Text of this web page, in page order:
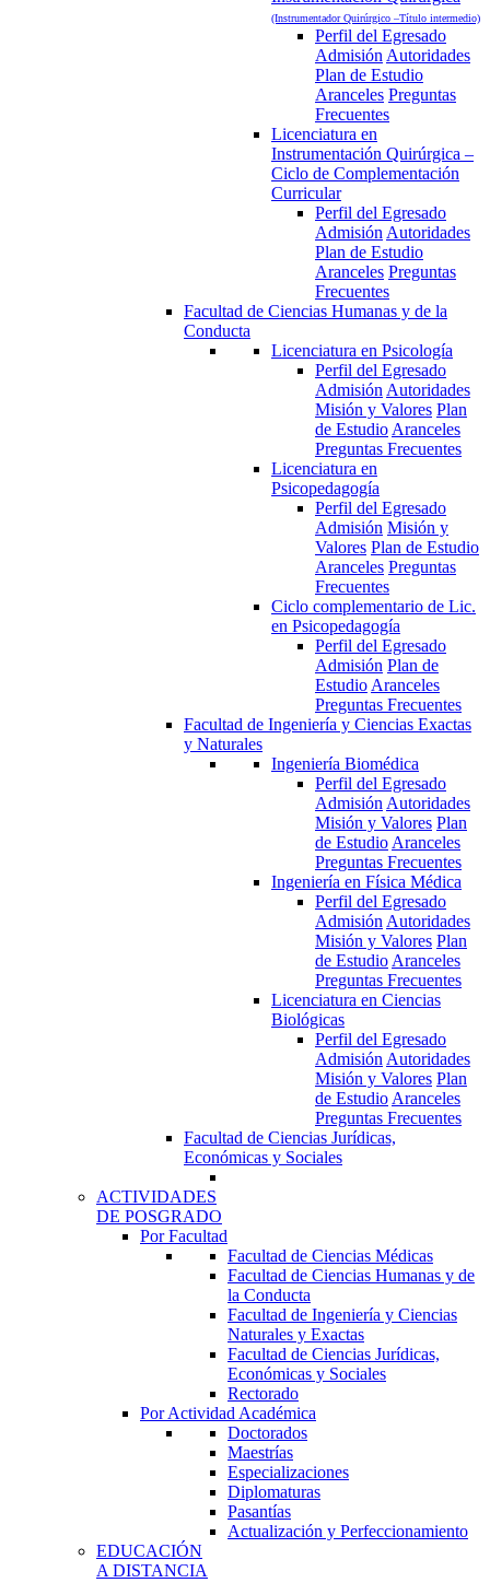
(Instrumentador Quirúrgico –Título intermedio)
Perfil del Egresado
AdmisiónAutoridades
Plan de Estudio
Aranceles Preguntas
Frecuentes
Licenciatura en
Instrumentación Quirúrgica –
Ciclo de Complementación
Curricular
Perfil del Egresado
AdmisiónAutoridades
Plan de Estudio
Aranceles Preguntas
Frecuentes
Facultad de Ciencias Humanas y de la
Conducta
Licenciatura en Psicología
Perfil del Egresado
AdmisiónAutoridades
Misión y Valores Plan
de EstudioAranceles
Preguntas Frecuentes
Licenciatura en
Psicopedagogía
Perfil del Egresado
Admisión Misión y
Valores Plan de Estudio
Aranceles Preguntas
Frecuentes
Ciclo complementario de Lic.
en Psicopedagogía
Perfil del Egresado
Admisión Plan de
EstudioAranceles
Preguntas Frecuentes
Facultad de Ingeniería y Ciencias Exactas
y Naturales
Ingeniería Biomédica
Perfil del Egresado
AdmisiónAutoridades
Misión y Valores Plan
de EstudioAranceles
Preguntas Frecuentes
Ingeniería en Física Médica
Perfil del Egresado
AdmisiónAutoridades
Misión y Valores Plan
de EstudioAranceles
Preguntas Frecuentes
Licenciatura en Ciencias
Biológicas
Perfil del Egresado
AdmisiónAutoridades
Misión y Valores Plan
de EstudioAranceles
Preguntas Frecuentes
Facultad de Ciencias Jurídicas,
Económicas y Sociales
ACTIVIDADES
DE POSGRADO
Por Facultad
Facultad de Ciencias Médicas
Facultad de Ciencias Humanas y de
la Conducta
Facultad de Ingeniería y Ciencias
Naturales y Exactas
Facultad de Ciencias Jurídicas,
Económicas y Sociales
Rectorado
Por Actividad Académica
Doctorados
Maestrías
Especializaciones
Diplomaturas
Pasantías
Actualización y Perfeccionamiento
EDUCACIÓN
A DISTANCIA